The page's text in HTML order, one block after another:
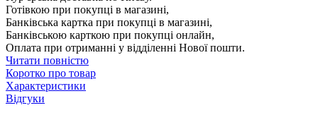
Готівкою при покупці в магазині,
Банківська картка при покупці в магазині,
Банківською карткою при покупці онлайн,
Оплата при отриманні у відділенні Нової пошти.
Читати повністю
Коротко про товар
Характеристики
Відгуки